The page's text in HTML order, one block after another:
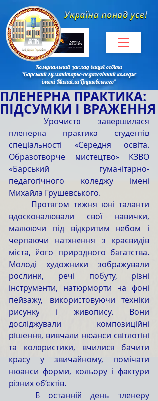
Комунальний заклад вищої освіти
"Барський гуманітарно-педагогічний коледж
імені Михайла Грушевського"
ПЛЕНЕРНА ПРАКТИКА:
ПІДСУМКИ І ВРАЖЕННЯ
пленерна практика студентів
спеціальності «Середня освіта.
Образотворче мистецтво» КЗВО
«Барський гуманітарно-
педагогічного коледжу імені
Михайла Грушевського.
вдосконалювали свої навички,
малюючи під відкритим небом і
черпаючи натхнення з краєвидів
міста, його природного багатства.
Молоді художники зображували
рослини, речі побуту, різні
інструменти, натюрморти на фоні
пейзажу, використовуючи техніки
рисунку і живопису. Вони
досліджували композиційні
рішення, вивчали нюанси світлотіні
та колористики, вчилися бачити
красу у звичайному, помічати
нюанси форми, кольору і фактури
різних об’єктів.